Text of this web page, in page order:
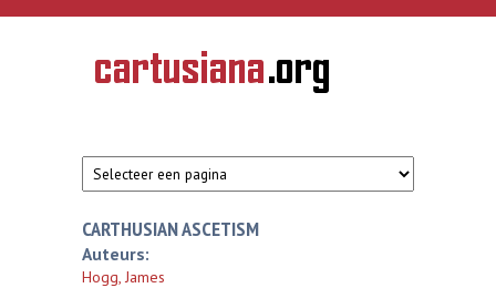
Overslaan en naar de inhoud gaan
CARTUSIANA
Geschiedenis
van de
CARTHUSIAN ASCETISM
Auteurs:
Hogg, James